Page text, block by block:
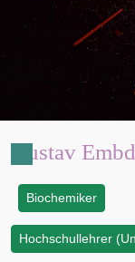
Gustav
Biochemiker
Hochschullehrer